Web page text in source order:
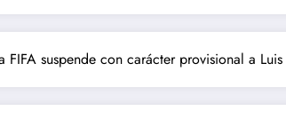
suspende con carácter provisional a